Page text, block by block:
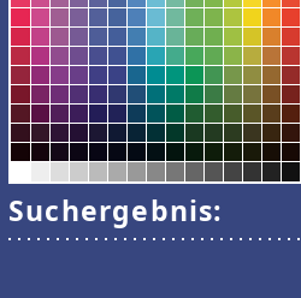
Suchergebnis: